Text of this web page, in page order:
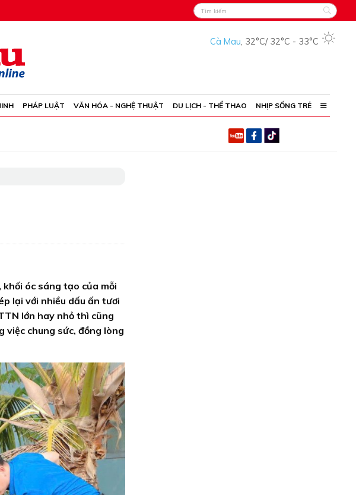
Cà Mau, 32°C/ 32°C - 33°C
PHÁP LUẬT VĂN HÓA - NGHỆ THUẬT DU LỊCH - THỂ THAO NHỊP SỐNG TRẺ
óc sáng tạo của mỗi
lại với nhiều dấu ấn tươi
lớn hay nhỏ thì cũng
chung sức, đồng lòng